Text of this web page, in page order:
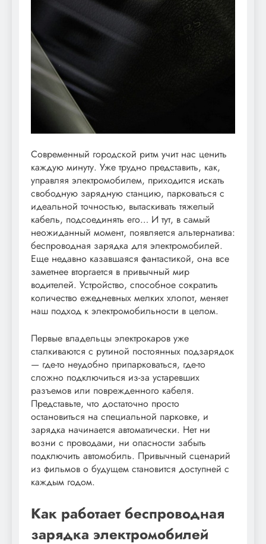
Современный городской ритм учит нас ценить
каждую минуту. Уже трудно представить, как,
управляя электромобилем, приходится искать
свободную зарядную станцию, парковаться с
идеальной точностью, вытаскивать тяжелый
кабель, подсоединять его… И тут, в самый
неожиданный момент, появляется альтернатива:
беспроводная зарядка для электромобилей.
Еще недавно казавшаяся фантастикой, она все
заметнее вторгается в привычный мир
водителей. Устройство, способное сократить
количество ежедневных мелких хлопот, меняет
наш подход к электромобильности в целом.
Первые владельцы электрокаров уже
сталкиваются с рутиной постоянных подзарядок
— где-то неудобно припарковаться, где-то
сложно подключиться из-за устаревших
разъемов или поврежденного кабеля.
Представьте, что достаточно просто
остановиться на специальной парковке, и
зарядка начинается автоматически. Нет ни
возни с проводами, ни опасности забыть
подключить автомобиль. Привычный сценарий
из фильмов о будущем становится доступней с
каждым годом.
Как работает беспроводная
зарядка электромобилей